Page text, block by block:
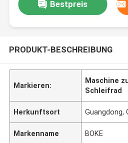
Bestpreis
PRODUKT-BESCHREIBUNG
Markieren:
Maschine
Schleifrad
Herkunftsort Guangdong,
Markenname BOKE